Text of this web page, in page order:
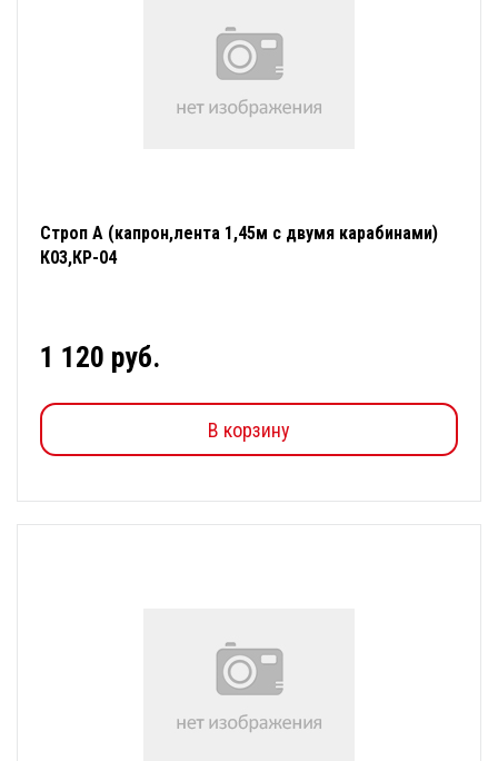
Строп А (капрон,лента 1,45м с двумя карабинами)
К03,КР-04
1 120 руб.
В корзину